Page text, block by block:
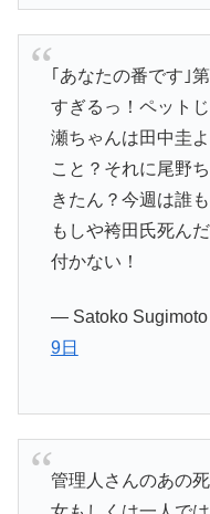
｢あなたの番です｣
すぎるっ！ペット
瀬ちゃんは田中圭
こと？それに尾野
きたん？今週は誰
もしや袴田氏死ん
付かない！
— Satoko Sugimoto
9日
管理人さんのあの死